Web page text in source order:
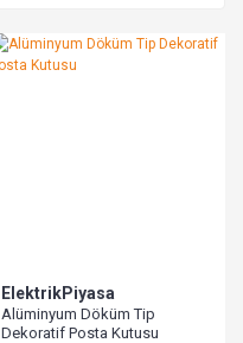
ElektrikPiyasa
Alüminyum Döküm Tip
Dekoratif Posta Kutusu